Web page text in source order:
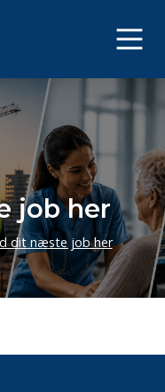
job her
dit næste job her